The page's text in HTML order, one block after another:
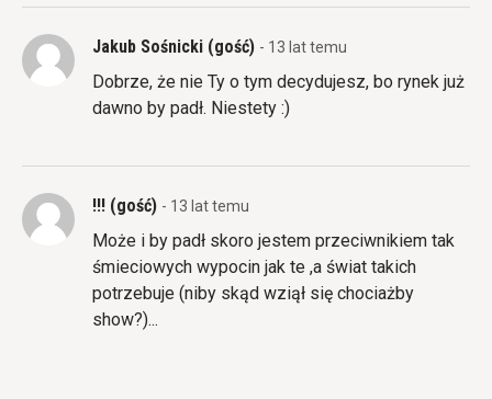
Jakub Sośnicki (gość) - 13 lat temu
Dobrze, że nie Ty o tym decydujesz, bo rynek już
dawno by padł. Niestety :)
!!! (gość) - 13 lat temu
Może i by padł skoro jestem przeciwnikiem tak
śmieciowych wypocin jak te ,a świat takich
potrzebuje (niby skąd wziął się chociażby
show?)...